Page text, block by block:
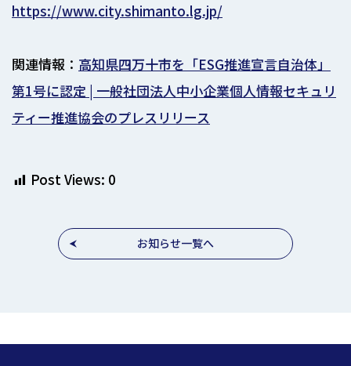
https://www.city.shimanto.lg.jp/
関連情報： 高知県四万十市を「ESG推進宣言自治体」
第1号に認定 | 一般社団法人中小企業個人情報セキュリ
ティー推進協会のプレスリリース
Post Views: 0
お知らせ一覧へ